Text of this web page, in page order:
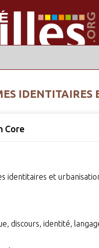
IDENTITAIRES
Core
identitaires et
discours, identité,